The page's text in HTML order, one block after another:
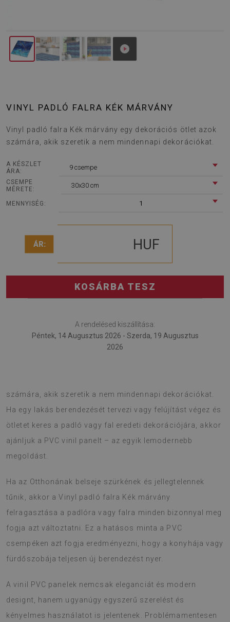
VINYL PADLÓ FALRA KÉK MÁRVÁNY
Vinyl padló falra Kék márvány egy dekorációs ötlet azok
számára, akik szeretik a nem mindennapi dekorációkat.
A KÉSZLET
ÁRA:
9 csempe
CSEMPE
MÉRETE:
30x30 cm
MENNYISÉG: 1
ÁR: HUF
KOSÁRBA TESZ
A rendelésed kiszállítása:
Péntek, 14 Augusztus 2026 - Szerda, 19 Augusztus
2026
számára, akik szeretik a nem mindennapi dekorációkat.
Ha egy lakás berendezését tervezi vagy felújítást végez és
ötletet keres a padló vagy fal eredeti dekorációjára, akkor
ajánljuk a PVC vinil panelt – az egyik lemodernebb
megoldást.
Ha az Otthonának belseje szürkének és jellegtelennek
tűnik, akkor a Vinyl padló falra Kék márvány
felragasztása a padlóra vagy falra minden bizonnyal meg
fogja azt változtatni. Ez a hatásos minta a PVC
csempéken azt fogja eredményezni, hogy a konyhája vagy
fürdőszobája teljesen új berendezést nyer.
A vinil PVC panelek nemcsak eleganciát és modern
designt, hanem ugyanúgy egyszerű szerelést és
kényelmes használatot is jelentenek. Problémamentesen